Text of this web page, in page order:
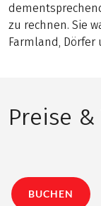
zu rechnen. Sie
Farmland,
Preise
BUCHEN